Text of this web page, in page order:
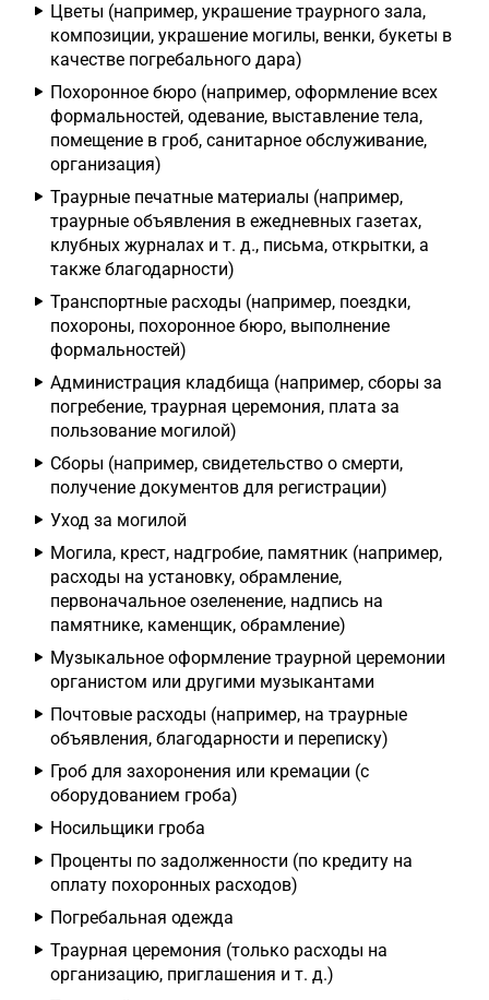
Цветы (например, украшение траурного зала,
композиции, украшение могилы, венки, букеты в
качестве погребального дара)
Похоронное бюро (например, оформление всех
формальностей, одевание, выставление тела,
помещение в гроб, санитарное обслуживание,
организация)
Траурные печатные материалы (например,
траурные объявления в ежедневных газетах,
клубных журналах и т. д., письма, открытки, а
также благодарности)
Транспортные расходы (например, поездки,
похороны, похоронное бюро, выполнение
формальностей)
Администрация кладбища (например, сборы за
погребение, траурная церемония, плата за
пользование могилой)
Сборы (например, свидетельство о смерти,
получение документов для регистрации)
Уход за могилой
Могила, крест, надгробие, памятник (например,
расходы на установку, обрамление,
первоначальное озеленение, надпись на
памятнике, каменщик, обрамление)
Музыкальное оформление траурной церемонии
органистом или другими музыкантами
Почтовые расходы (например, на траурные
объявления, благодарности и переписку)
Гроб для захоронения или кремации (с
оборудованием гроба)
Носильщики гроба
Проценты по задолженности (по кредиту на
оплату похоронных расходов)
Погребальная одежда
Траурная церемония (только расходы на
организацию, приглашения и т. д.)